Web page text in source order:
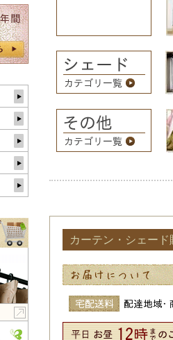
カーテン・シェー